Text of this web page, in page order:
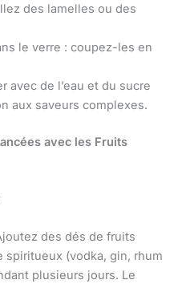
des lamelles ou des
le verre : coupez-les en
avec de l’eau et du sucre
aux saveurs complexes.
avec les Fruits
des dés de fruits
(vodka, gin, rhum
plusieurs jours. Le